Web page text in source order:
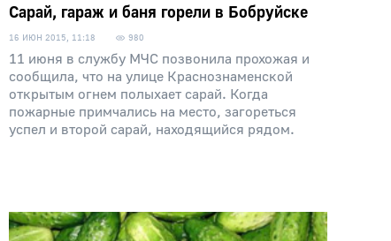
Сарай, гараж и баня горели в Бобруйске
16 ИЮН 2015, 11:18 980
11 июня в службу МЧС позвонила прохожая и
сообщила, что на улице Краснознаменской
открытым огнем полыхает сарай. Когда
пожарные примчались на место, загореться
успел и второй сарай, находящийся рядом.